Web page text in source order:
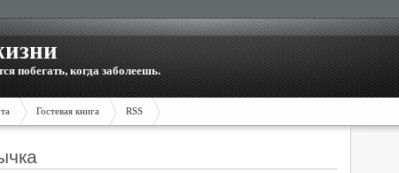
побегать, когда заболеешь.
Гостевая книга RSS